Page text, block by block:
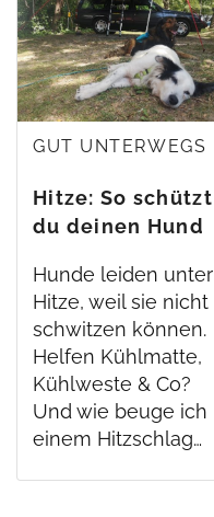
GUT UNTERWEGS
Hitze: So schützt
du deinen Hund
Hunde leiden unter
Hitze, weil sie nicht
schwitzen können.
Helfen Kühlmatte,
Kühlweste & Co?
Und wie beuge ich
einem Hitzschlag…